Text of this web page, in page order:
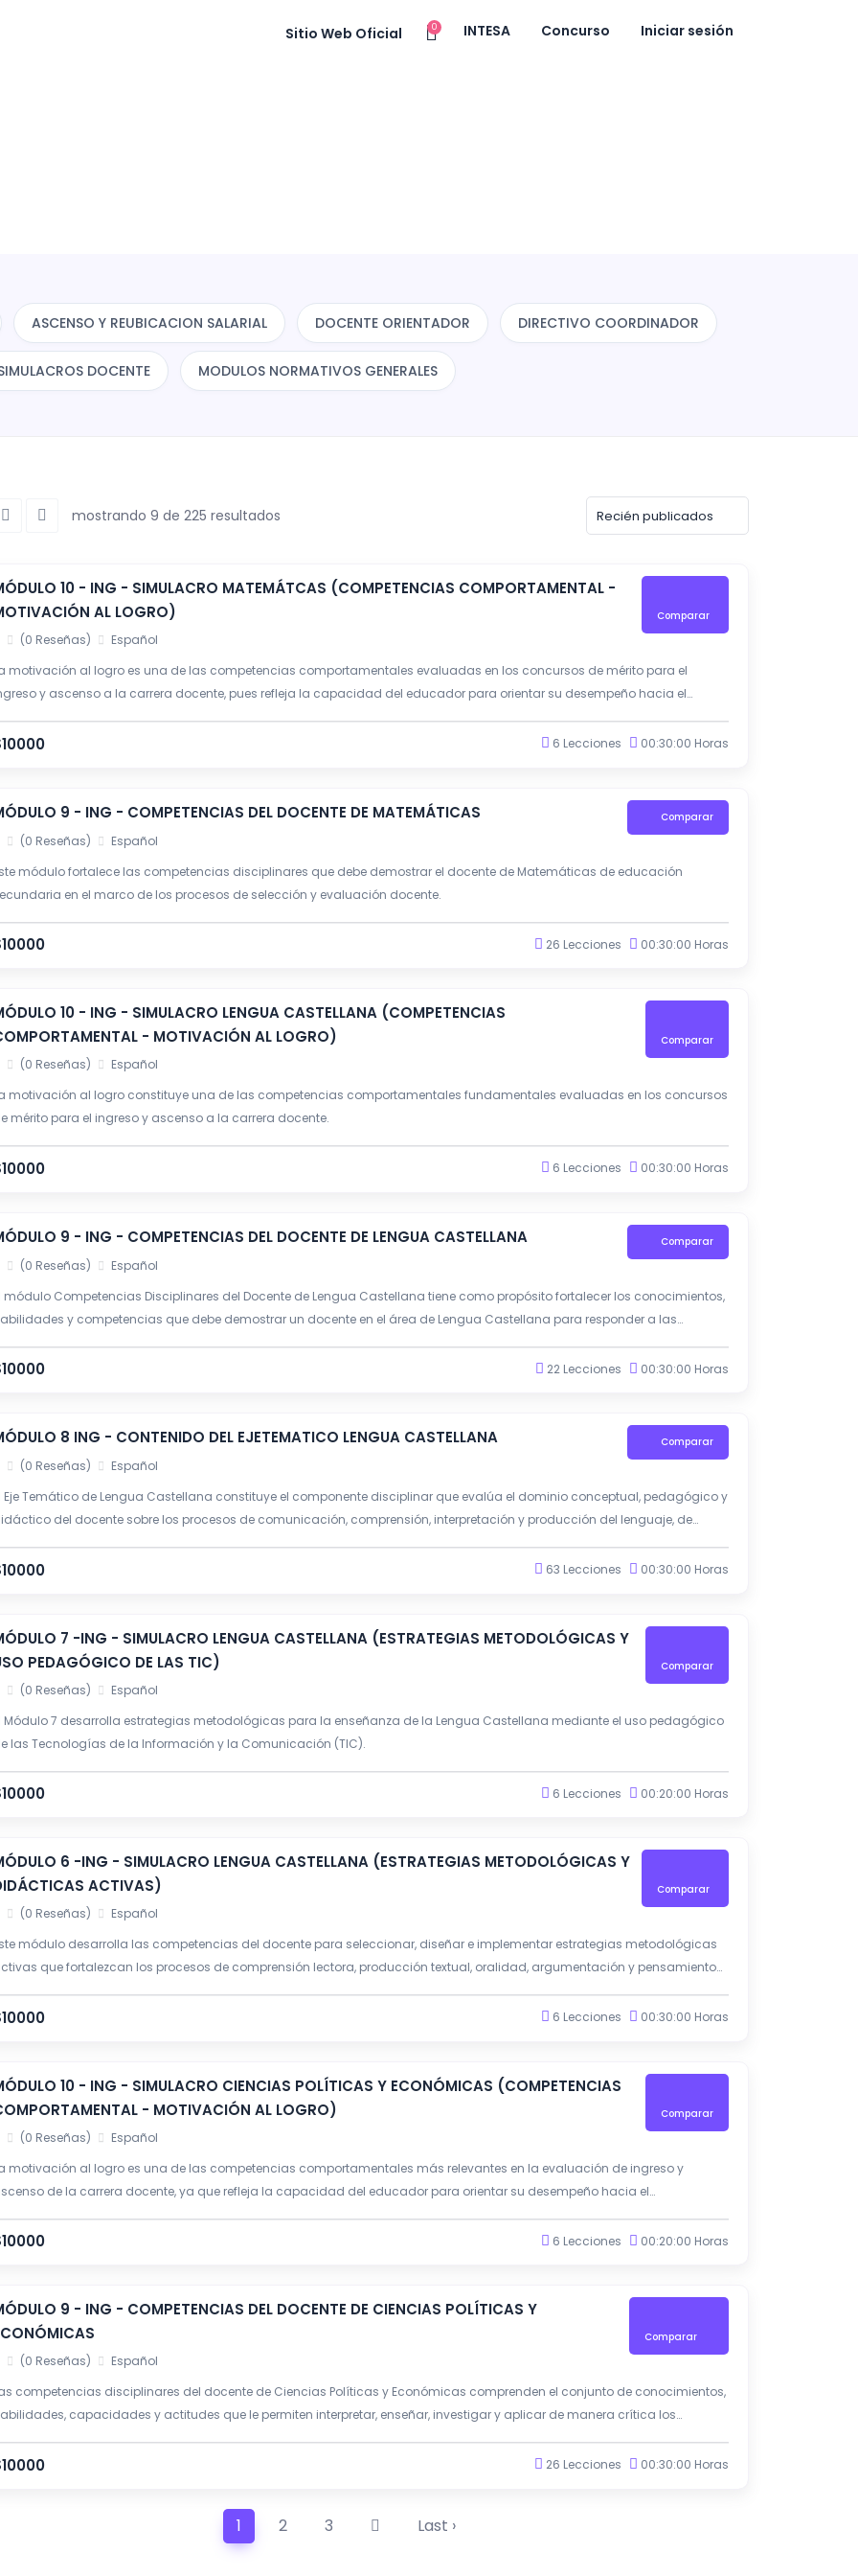
Sitio Web Oficial 0 INTESA Concurso Iniciar sesión
ASCENSO Y REUBICACION SALARIAL DOCENTE ORIENTADOR DIRECTIVO COORDINADOR
DOCENTE MODULOS NORMATIVOS GENERALES
mostrando 9 de 225 resultados
10 - ING - SIMULACRO MATEMÁTCAS (COMPETENCIAS COMPORTAMENTAL -
AL LOGRO)
Comparar
(0 Reseñas)
Español
motivación al logro es una de las competencias comportamentales evaluadas en los concursos de mérito para el
y ascenso a la carrera docente, pues refleja la capacidad del educador para orientar su desempeño hacia el
en el aprendizaje de los estudiantes.
6 Lecciones 00:30:00 Horas
9 - ING - COMPETENCIAS DEL DOCENTE DE MATEMÁTICAS Comparar
(0 Reseñas)
Español
módulo fortalece las competencias disciplinares que debe demostrar el docente de Matemáticas de educación
en el marco de los procesos de selección y evaluación docente.
26 Lecciones 00:30:00 Horas
10 - ING - SIMULACRO LENGUA CASTELLANA (COMPETENCIAS
- MOTIVACIÓN AL LOGRO)
Comparar
(0 Reseñas)
Español
motivación al logro constituye una de las competencias comportamentales fundamentales evaluadas en los concursos
mérito para el ingreso y ascenso a la carrera docente.
6 Lecciones 00:30:00 Horas
9 - ING - COMPETENCIAS DEL DOCENTE DE LENGUA CASTELLANA Comparar
(0 Reseñas)
Español
módulo Competencias Disciplinares del Docente de Lengua Castellana tiene como propósito fortalecer los conocimientos,
y competencias que debe demostrar un docente en el área de Lengua Castellana para responder a las
22 Lecciones 00:30:00 Horas
8 ING - CONTENIDO DEL EJETEMATICO LENGUA CASTELLANA Comparar
(0 Reseñas)
Español
Eje Temático de Lengua Castellana constituye el componente disciplinar que evalúa el dominio conceptual, pedagógico y
del docente sobre los procesos de comunicación, comprensión, interpretación y producción del lenguaje, de
los Derechos Básicos de Aprendizaje (DBA) y el enfoque de competencias que orienta la educación colombiana.
63 Lecciones 00:30:00 Horas
7 -ING - SIMULACRO LENGUA CASTELLANA (ESTRATEGIAS METODOLÓGICAS Y
PEDAGÓGICO DE LAS TIC)
Comparar
(0 Reseñas)
Español
Módulo 7 desarrolla estrategias metodológicas para la enseñanza de la Lengua Castellana mediante el uso pedagógico
las Tecnologías de la Información y la Comunicación (TIC).
6 Lecciones 00:20:00 Horas
6 -ING - SIMULACRO LENGUA CASTELLANA (ESTRATEGIAS METODOLÓGICAS Y
ACTIVAS)
Comparar
(0 Reseñas)
Español
módulo desarrolla las competencias del docente para seleccionar, diseñar e implementar estrategias metodológicas
que fortalezcan los procesos de comprensión lectora, producción textual, oralidad, argumentación y pensamiento
6 Lecciones 00:30:00 Horas
10 - ING - SIMULACRO CIENCIAS POLÍTICAS Y ECONÓMICAS (COMPETENCIAS
- MOTIVACIÓN AL LOGRO)
Comparar
(0 Reseñas)
Español
motivación al logro es una de las competencias comportamentales más relevantes en la evaluación de ingreso y
de la carrera docente, ya que refleja la capacidad del educador para orientar su desempeño hacia el
en los estudiantes.
6 Lecciones 00:20:00 Horas
9 - ING - COMPETENCIAS DEL DOCENTE DE CIENCIAS POLÍTICAS Y
Comparar
(0 Reseñas)
Español
competencias disciplinares del docente de Ciencias Políticas y Económicas comprenden el conjunto de conocimientos,
capacidades y actitudes que le permiten interpretar, enseñar, investigar y aplicar de manera crítica los
26 Lecciones 00:30:00 Horas
1 2 3 Last ›